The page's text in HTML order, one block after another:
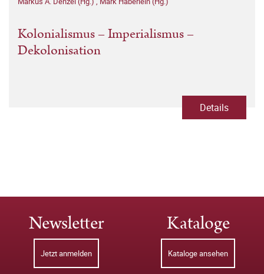
Kolonialismus – Imperialismus –
Dekolonisation
Details
Newsletter
Jetzt anmelden
Kataloge
Kataloge ansehen